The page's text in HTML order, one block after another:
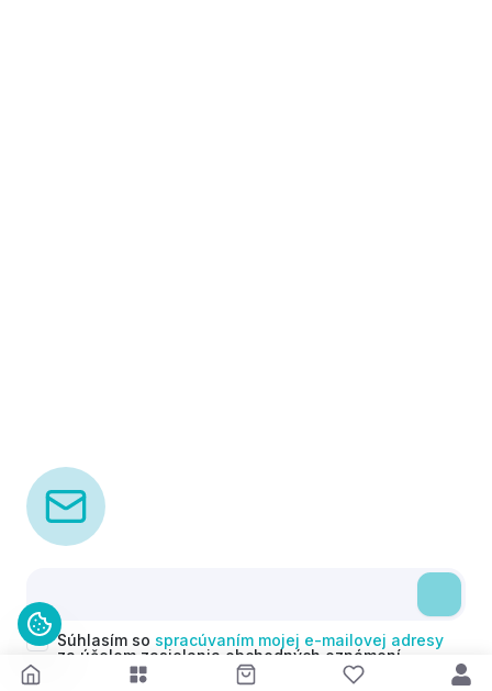
Súhlasím so spracúvaním mojej e-mailovej adresy
za účelom zasielania obchodných oznámení
(newsletterov) v súlade s čl. 6 ods. 1 písm. a)
Nariadenia GDPR. Svoj súhlas môžem kedykoľvek